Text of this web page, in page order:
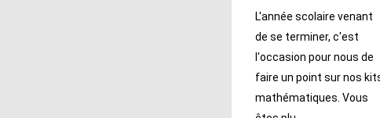
L'année scolaire venant
de se terminer, c'est
l'occasion pour nous de
faire un point sur nos
mathématiques. Vous